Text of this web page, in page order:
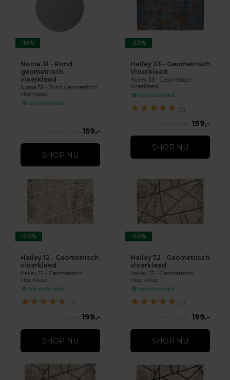
-10%
Noma 31 - Rond
geometrisch
vloerkleed
Noma 31 - Rond geometrisch
vloerkleed
op voorraad
159,-
SHOP NU
-20%
Hailey 33 - Geometrisch
Vloerkleed
Hailey 33 - Geometrisch
Vloerkleed
op voorraad
★★★★★ (2)
199,-
SHOP NU
-20%
Hailey 12 - Geometrisch
vloerkleed
Hailey 12 - Geometrisch
vloerkleed
op voorraad
★★★★★ (3)
199,-
SHOP NU
-20%
Hailey 52 - Geometrisch
vloerkleed
Hailey 52 - Geometrisch
vloerkleed
op voorraad
★★★★★ (2)
199,-
SHOP NU